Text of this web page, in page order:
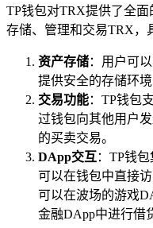
TP钱包对TRX提供了全
存储、管理和交易TRX，
资产存储：用户可
提供安全的存储环
交易功能：TP钱包
过钱包向其他用户
的买卖交易。
DApp交互 ：TP钱
可以在钱包中直接
可以在波场的游戏
金融DApp中进行借